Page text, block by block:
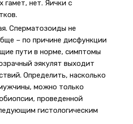
гамет, нет. Яички с
Сперматозоиды не
– по причине дисфункции
пути в норме, симптомы
эякулят выходит
Определить, насколько
можно только
проведенной
гистологическим